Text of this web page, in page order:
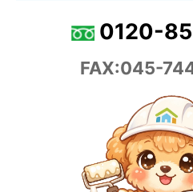
0120-
FAX:045-